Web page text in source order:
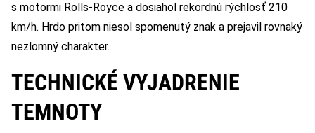
s motormi Rolls-Royce a dosiahol rekordnú rýchlosť 210
km/h. Hrdo pritom niesol spomenutý znak a prejavil rovnaký
nezlomný charakter.
TECHNICKÉ VYJADRENIE
TEMNOTY